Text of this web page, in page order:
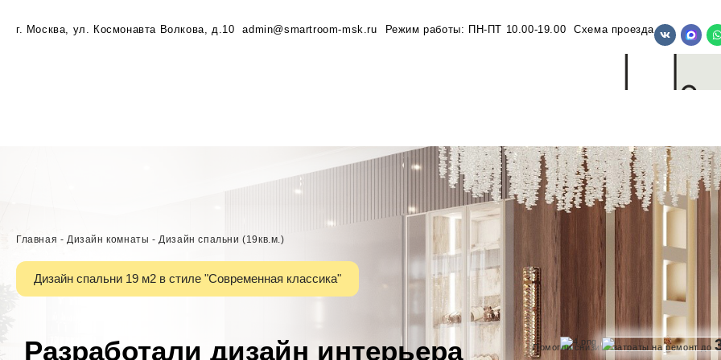
г. Москва, ул. Космонавта Волкова, д.10 admin@smartroom-msk.ru Режим работы: ПН-ПТ 10.00-19.00 Схема проезда
Главная -Дизайн комнаты -Дизайн спальни (19кв.м.)
Дизайн спальни 19 м2 в стиле "Современная классика"
Разработали дизайн интерьера
Помогли снизить затраты на ремонт до